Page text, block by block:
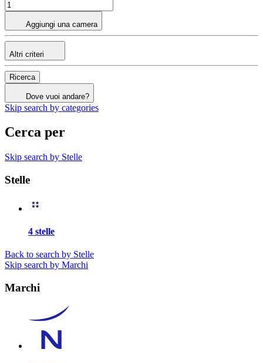
Aggiungi una camera
Altri criteri
Ricerca
Dove vuoi andare?
Skip search by categories
Cerca per
Skip search by Stelle
Stelle
4 stelle
Back to search by Stelle
Skip search by Marchi
Marchi